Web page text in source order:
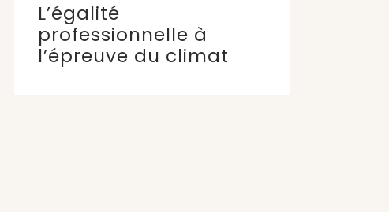
L’égalité
professionnelle à
l’épreuve du climat